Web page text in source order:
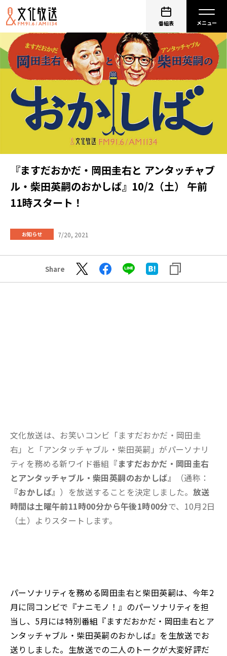
番組表
『ますだおかだ・岡田圭右と アンタッチャブ
ル・柴田英嗣のおかしば』10/2（土） 午前
11時スタート！
お知らせ 7/20, 2021
Share
文化放送は、お笑いコンビ「ますだおかだ・岡田圭
右」と「アンタッチャブル・柴田英嗣」がパーソナリ
ティを務める新ワイド番組 『ますだおかだ・岡田圭右
とアンタッチャブル・柴田英嗣のおかしば』
（通称：
『おかしば』 ）を放送することを決定しました。 放送
時間は土曜午前11時00分から午後1時00分で、10月2日
（土）よりスタートします。
パーソナリティを務める岡田圭右と柴田英嗣は、今年2
月に同コンビで『ナニモノ！』のパーソナリティを担
当し、5月には特別番組『ますだおかだ・岡田圭右とア
ンタッチャブル・柴田英嗣のおかしば』を生放送でお
送りしました。生放送での二人のトークが大変好評だ